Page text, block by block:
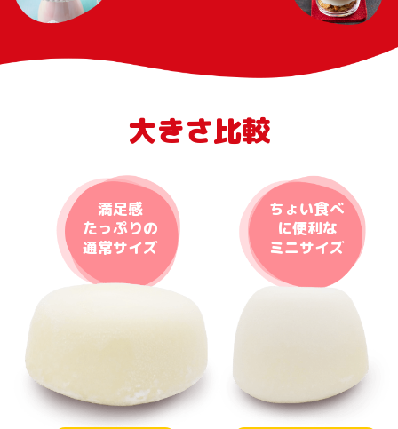
大きさ比較
満足感
たっぷりの
通常サイズ
ちょい食べ
に便利な
ミニサイズ